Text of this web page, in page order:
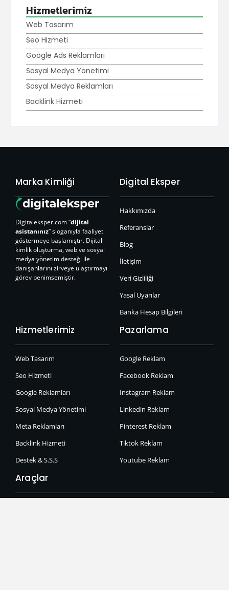
Hizmetlerimiz
Web Tasarım
Seo Hizmeti
Google Ads Reklamları
Sosyal Medya Yönetimi
Sosyal Medya Reklamları
Backlink Hizmeti
Marka Kimliği
Digitaleksper.com “dijital
asistanınız” sloganıyla faaliyet
göstermeye başlamıştır. Dijital
kimlik oluşturma, web ve sosyal
medya yönetim desteği ile
danışanlarını zirveye ulaştırmayı
görev benimsemiştir.
Digital Eksper
Hakkımızda
Referanslar
Blog
İletişim
Veri Gizliliği
Yasal Uyarılar
Banka Hesap Bilgileri
Hizmetlerimiz
Web Tasarım
Seo Hizmeti
Google Reklamları
Sosyal Medya Yönetimi
Meta Reklamları
Backlink Hizmeti
Destek & S.S.S
Pazarlama
Google Reklam
Facebook Reklam
Instagram Reklam
Linkedin Reklam
Pinterest Reklam
Tiktok Reklam
Youtube Reklam
Araçlar